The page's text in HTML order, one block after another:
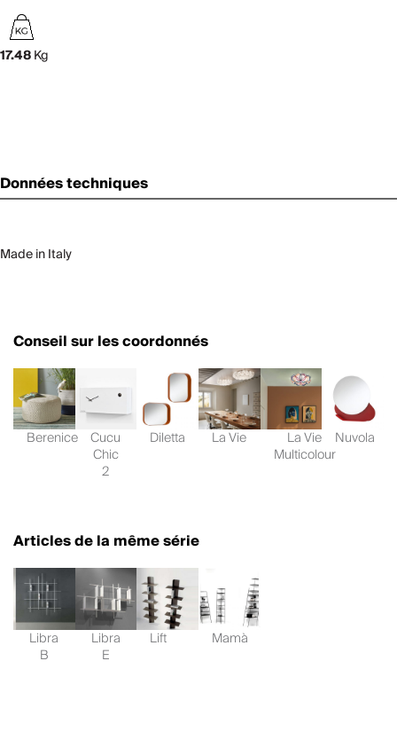
17.48Kg
Données techniques
Made in Italy
Conseil sur les coordonnés
Berenice Cucu
Chic
2
Diletta La Vie La Vie
Multicolour
Nuvola
Articles de la même série
Libra
B
Libra
E
Lift Mamà